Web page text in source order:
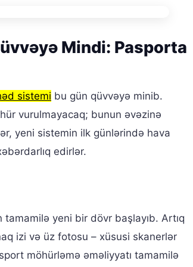
Mindi: Pasporta
sistemi bu gün qüvvəyə minib.
vurulmayacaq; bunun əvəzinə
yeni sistemin ilk günlərində hava
edirlər.
yeni bir dövr başlayıb. Artıq
izi və üz fotosu – xüsusi skanerlər
möhürləmə əməliyyatı tamamilə